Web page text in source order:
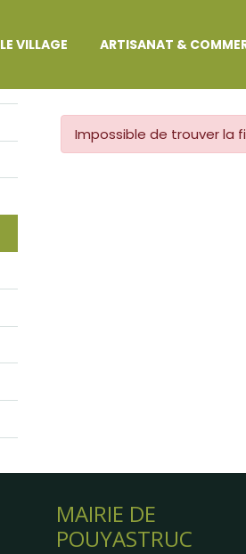
LE VILLAGE ARTISANAT &
Impossible de trouver la
MAIRIE DE
POUYASTRUC